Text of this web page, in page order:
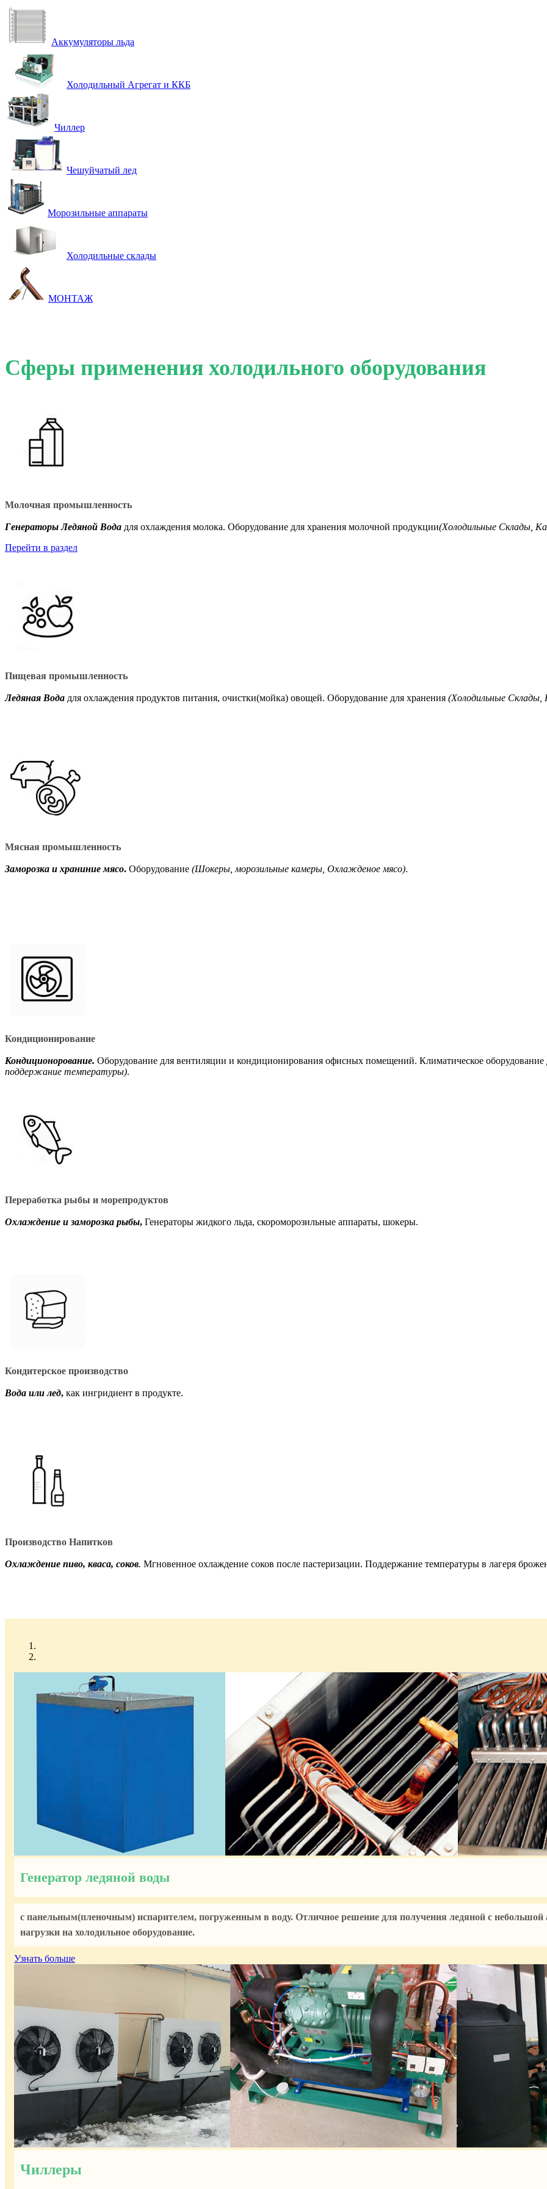
Аккумуляторы льда
Холодильный Агрегат и ККБ
Чиллер
Чешуйчатый лед
Морозильные аппараты
Холодильные склады
МОНТАЖ
Сферы применения холодильного оборудования
Молочная промышленность
Генераторы Ледяной Вода для охлаждения молока. Оборудование для хранения молочной продукции(Холодильные Склады,
Перейти в раздел
Пищевая промышленность
Ледяная Вода для охлаждения продуктов питания, очистки(мойка) овощей. Оборудование для хранения (Холодильные Склады,
Мясная промышленность
Заморозка и храниние мясо. Оборудование (Шокеры, морозильные камеры, Охлажденое мясо).
Кондиционирование
Кондиционорование. Оборудование для вентиляции и кондиционирования офисных помещений. Климатическое
поддержание температуры).
Переработка рыбы и морепродуктов
Охлаждение и заморозка рыбы, Генераторы жидкого льда, скороморозильные аппараты, шокеры.
Кондитерское производство
Вода или лед, как ингридиент в продукте.
Производство Напитков
Охлаждение пиво, кваса, соков. Мгновенное охлаждение соков после пастеризации. Поддержание температуры в лагеря
Генератор ледяной воды
с панельным(пленочным) испарителем, погруженным в воду. Отличное решение для получения ледяной с
нагрузки на холодильное оборудование.
Узнать больше
Чиллеры